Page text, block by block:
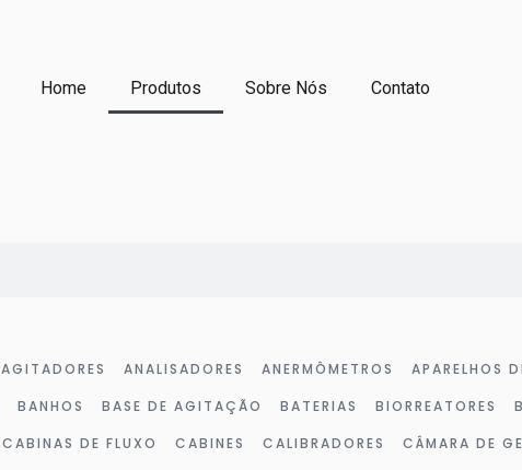
Home Produtos Sobre Nós Contato
AGITADORES ANALISADORES ANERMÔMETROS APARELHOS
BANHOS BASE DE AGITAÇÃO BATERIAS BIORREATORES
CABINAS DE FLUXO CABINES CALIBRADORES CÂMARA DE